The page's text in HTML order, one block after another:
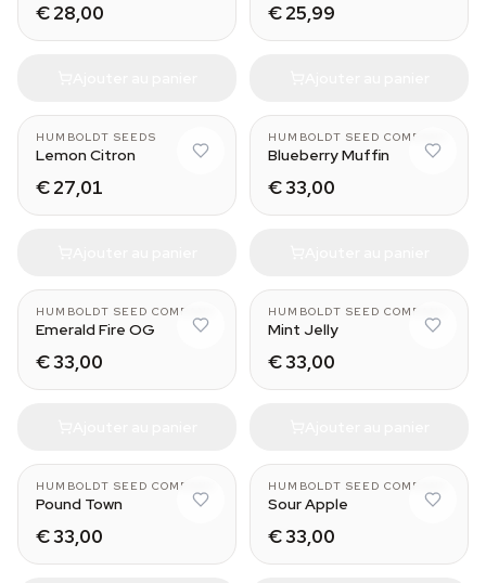
€ 28,00 € 25,99
HUMBOLDT SEEDS
Lemon Citron
€ 27,01
HUMBOLDT SEED COMPANY
Blueberry Muffin
€ 33,00
HUMBOLDT SEED COMPANY
Emerald Fire OG
€ 33,00
HUMBOLDT SEED COMPANY
Mint Jelly
€ 33,00
HUMBOLDT SEED COMPANY
Pound Town
€ 33,00
HUMBOLDT SEED COMPANY
Sour Apple
€ 33,00